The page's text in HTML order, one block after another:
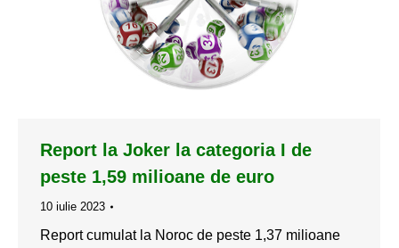
Report la Joker la categoria I de
peste 1,59 milioane de euro
10 iulie 2023
Report cumulat la Noroc de peste 1,37 milioane